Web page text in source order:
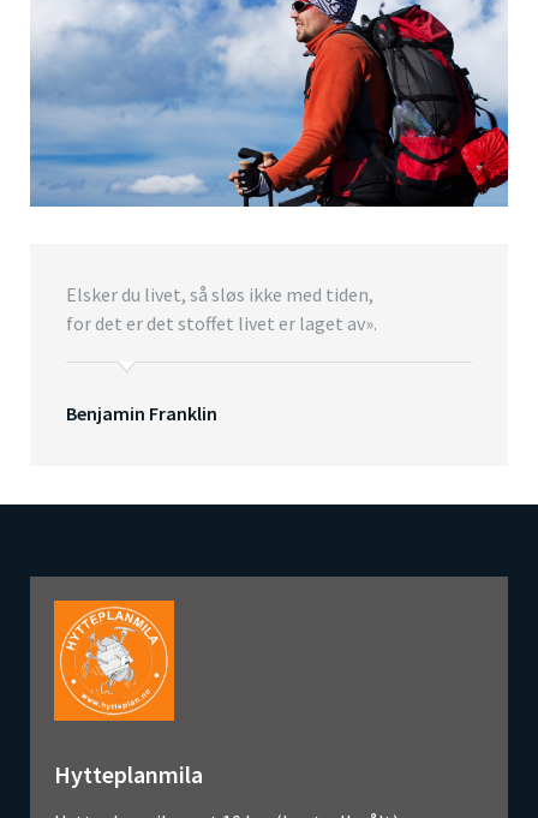
Elsker du livet, så sløs ikke med tiden,
for det er det stoffet livet er laget av».
Benjamin Franklin
Hytteplanmila